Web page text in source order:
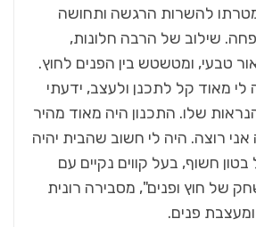
מטרתו להשרות הרגשה ותחושה
שילוב של הרבה חלונות,
טבעי, ומטשטש בין הפנים לחוץ.
מאוד קל לתכנן ולעצב, ידעתי
שלו. התכנון היה מאוד מהיר
אני רוצה. היה לי חשוב שהבית יהיה
חשוף, בעל קווים נקיים עם
של חוץ ופנים", מסבירה רונית
פנים.